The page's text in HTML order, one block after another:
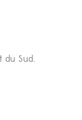
du Sud.